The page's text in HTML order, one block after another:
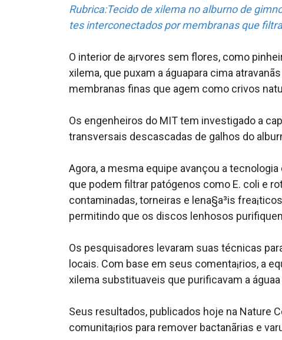
Rubrica:Tecido de xilema no alburno de
tes interconectados por membranas que
O interior de a¡rvores sem flores, como
xilema, que puxam a águapara cima
membranas finas que agem como crivos
Os engenheiros do MIT tem investigado a
transversais descascadas de galhos do
Agora, a mesma equipe avançou a
que podem filtrar patógenos como E. coli e
contaminadas, torneiras e lena§a³is
permitindo que os discos lenhosos
Os pesquisadores levaram suas técnicas
locais. Com base em seus comenta¡rios, a
xilema substitua­veis que purificavam a
Seus resultados, publicados hoje na Nature
comunita¡rios para remover bactanãrias e